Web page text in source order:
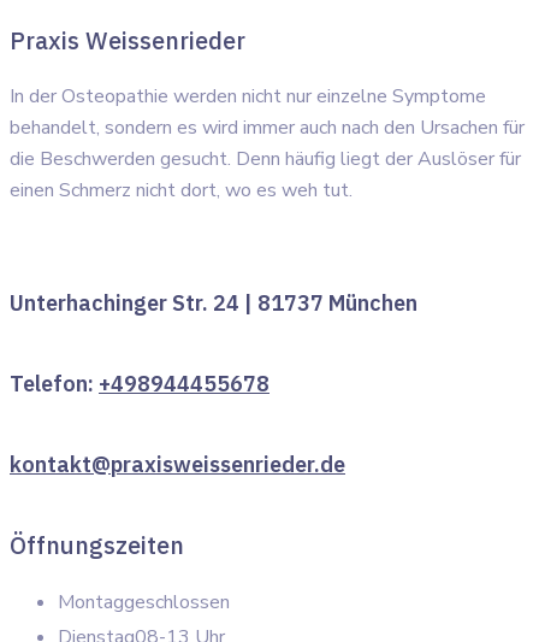
Praxis Weissenrieder
In der Osteopathie werden nicht nur einzelne Symptome
behandelt, sondern es wird immer auch nach den Ursachen für
die Beschwerden gesucht. Denn häufig liegt der Auslöser für
einen Schmerz nicht dort, wo es weh tut.
Unterhachinger Str. 24 | 81737 München
Telefon: +498944455678
kontakt@praxisweissenrieder.de
Öffnungszeiten
Montaggeschlossen